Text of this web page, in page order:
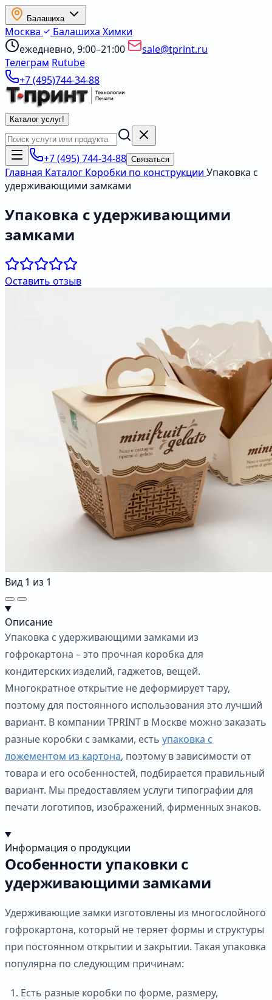
Балашиха
Москва Балашиха Химки
ежедневно, 9:00–21:00
sale@tprint.ru
Телеграм Rutube
+7 (495)744-34-88
Каталог услуг!
+7 (495) 744-34-88 Связаться
Главная Каталог Коробки по конструкции Упаковка с
удерживающими замками
Упаковка с удерживающими
замками
Оставить отзыв
Вид 1 из 1
Описание
Упаковка с удерживающими замками из
гофрокартона – это прочная коробка для
кондитерских изделий, гаджетов, вещей.
Многократное открытие не деформирует тару,
поэтому для постоянного использования это лучший
вариант. В компании TPRINT в Москве можно заказать
разные коробки с замками, есть упаковка с
ложементом из картона, поэтому в зависимости от
товара и его особенностей, подбирается правильный
вариант. Мы предоставляем услуги типографии для
печати логотипов, изображений, фирменных знаков.
Информация о продукции
Особенности упаковки с
удерживающими замками
Удерживающие замки изготовлены из многослойного
гофрокартона, который не теряет формы и структуры
при постоянном открытии и закрытии. Такая упаковка
популярна по следующим причинам:
Есть разные коробки по форме, размеру,